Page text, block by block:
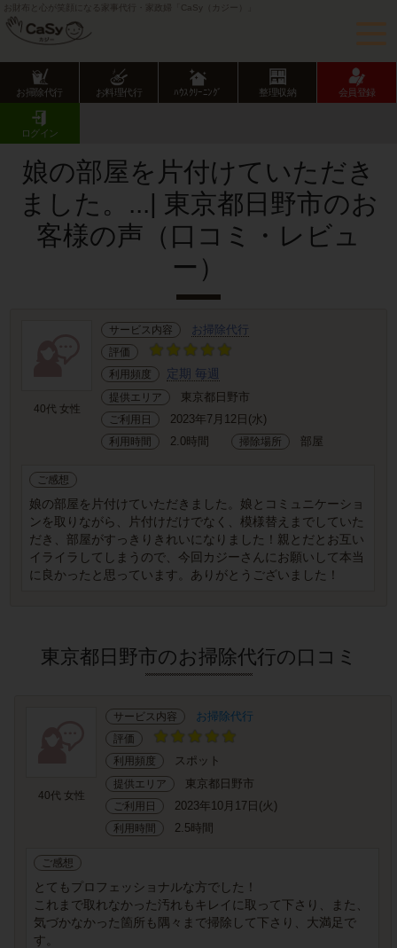
お財布と心が笑顔になる家事代行・家政婦「CaSy（カジー）」
お掃除代行 お料理代行 ﾊｳｽｸﾘｰﾆﾝｸﾞ 整理収納 会員登録
ログイン
CaSy TOP
お客様の声･口コミ詳細
娘の部屋を片付けていただき
ました。...| 東京都日野市のお
客様の声（口コミ・レビュ
ー）
40代 女性
サービス内容 お掃除代行
評価
利用頻度
定期 毎週
提供エリア 東京都日野市
ご利用日 2023年7月12日(水)
利用時間 2.0時間 掃除場所 部屋
ご感想
娘の部屋を片付けていただきました。娘とコミュニケーショ
ンを取りながら、片付けだけでなく、模様替えまでしていた
だき、部屋がすっきりきれいになりました！親とだとお互い
イライラしてしまうので、今回カジーさんにお願いして本当
に良かったと思っています。ありがとうございました！
東京都日野市のお掃除代行の口コミ
40代 女性
サービス内容 お掃除代行
評価
利用頻度
スポット
提供エリア 東京都日野市
ご利用日 2023年10月17日(火)
利用時間 2.5時間
ご感想
とてもプロフェッショナルな方でした！
これまで取れなかった汚れもキレイに取って下さり、また、
気づかなかった箇所も隅々まで掃除して下さり、大満足で
す。